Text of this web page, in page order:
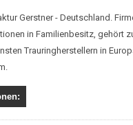
Gerstner - Deutschland.
in Familienbesitz, gehört
Trauringherstellern in